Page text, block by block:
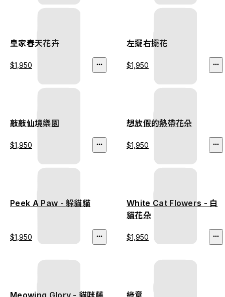
皇家春天花卉
$1,950
左擺右擺花
$1,950
敲敲仙境樂園
$1,950
想放假的熱帶花朵
$1,950
Peek A Paw - 躲貓貓
$1,950
White Cat Flowers - 白
貓花朵
$1,950